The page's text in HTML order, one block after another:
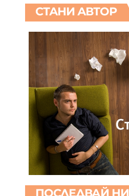
СТАНИ АВТОР
ПОСЛЕДВАЙ НИ